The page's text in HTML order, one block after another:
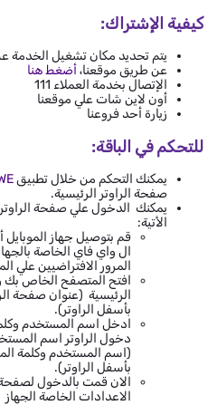
كيفية الإشتراك:
يتم تحديد مكان تشغيل الخدمة
عن طريق موقعنا،أضغط هنا
الإتصال بخدمة العملاء 111
أون لاين شات علي موقعنا
زيارة أحد فروعنا
للتحكم في الباقة:
يمكنك التحكم من خلال تطبيق
صفحة الراوتر الرئيسية.
يمكنك الدخول علي صفحة
الأتية:
قم بتوصيل جهاز الموبايل
ال واي فاي الخاصة
المرور الافتراضيين علي
افتح المتصفح الخاص بك
الرئيسية (عنوان صفحة
بأسفل الراوتر).
ادخل اسم المستخدم
(اسم المستخدم وكلمة
بأسفل الراوتر).
الان قمت بالدخول لصفحة
الاعدادات الخاصة الجهاز